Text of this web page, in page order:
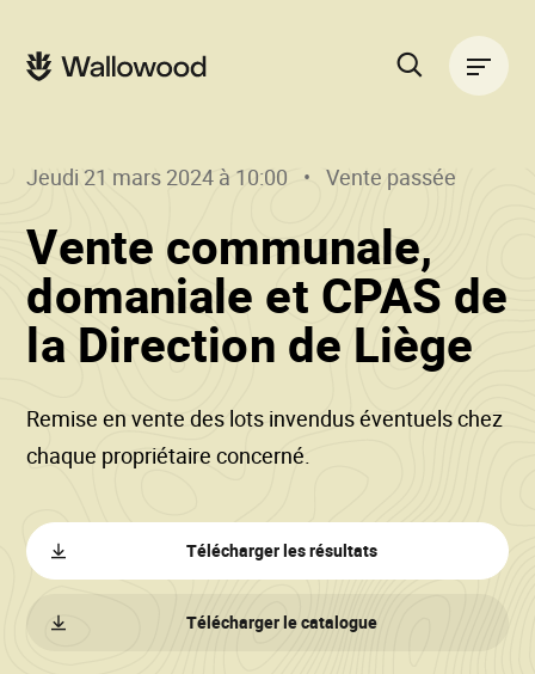
contenu
navigation
principale
Vente communale,
domaniale et CPAS de
la Direction de Liège
Jeudi 21 mars 2024 à 10:00 Vente passée
Remise en vente des lots invendus éventuels chez
chaque propriétaire concerné.
Télécharger les résultats
Télécharger le catalogue
principale
site